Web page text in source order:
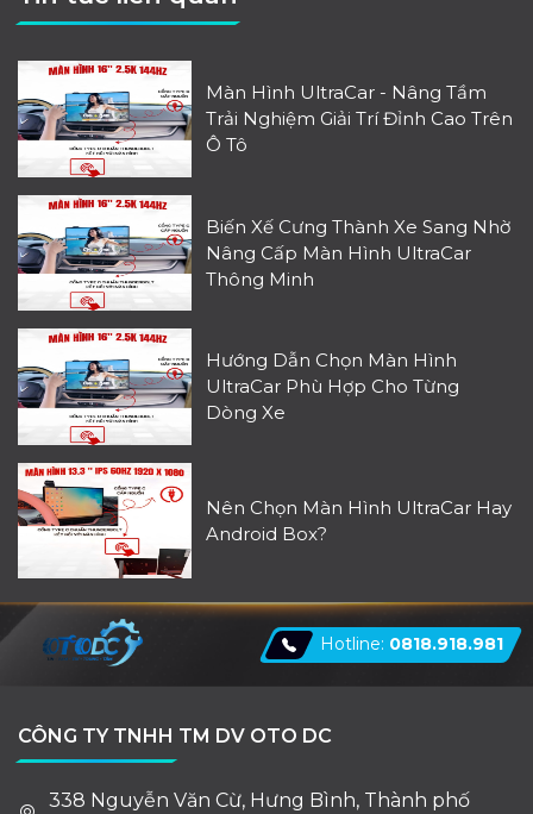
Màn Hình UltraCar - Nâng Tầm
Trải Nghiệm Giải Trí Đỉnh Cao Trên
Ô Tô
Biến Xế Cưng Thành Xe Sang Nhờ
Nâng Cấp Màn Hình UltraCar
Thông Minh
Hướng Dẫn Chọn Màn Hình
UltraCar Phù Hợp Cho Từng
Dòng Xe
Nên Chọn Màn Hình UltraCar Hay
Android Box?
Hotline: 0818.918.981
CÔNG TY TNHH TM DV OTO DC
338 Nguyễn Văn Cừ, Hưng Bình, Thành phố